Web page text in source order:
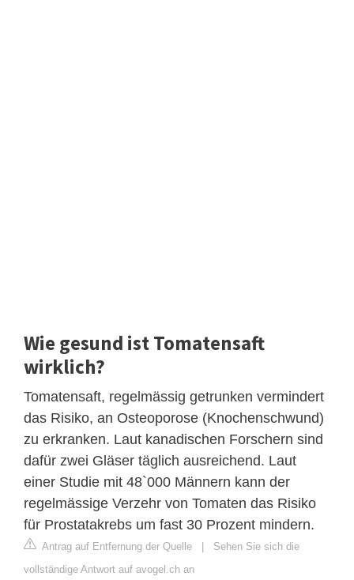
Wie gesund ist Tomatensaft
wirklich?
Tomatensaft, regelmässig getrunken vermindert
das Risiko, an Osteoporose (Knochenschwund)
zu erkranken. Laut kanadischen Forschern sind
dafür zwei Gläser täglich ausreichend. Laut
einer Studie mit 48`000 Männern kann der
regelmässige Verzehr von Tomaten das Risiko
für Prostatakrebs um fast 30 Prozent mindern.
Antrag auf Entfernung der Quelle | Sehen Sie sich die
vollständige Antwort auf avogel.ch an